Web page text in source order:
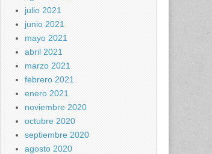
julio 2021
junio 2021
mayo 2021
abril 2021
marzo 2021
febrero 2021
enero 2021
noviembre 2020
octubre 2020
septiembre 2020
agosto 2020